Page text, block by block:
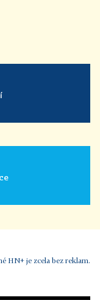
HN+ je zcela bez reklam.